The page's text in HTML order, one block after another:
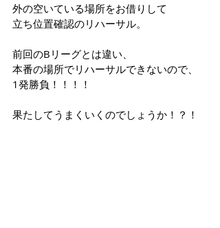
外の空いている場所をお借りして
立ち位置確認のリハーサル。
前回のBリーグとは違い、
本番の場所でリハーサルできないので、
1発勝負！！！！
果たしてうまくいくのでしょうか！？！